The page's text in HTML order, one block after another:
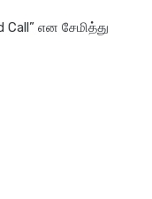
என சேமித்து